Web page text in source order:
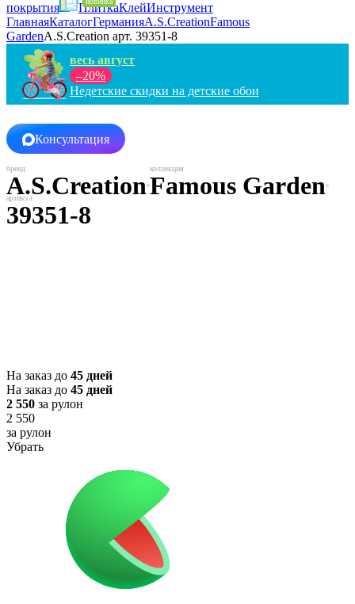
покрытия
ПлиткаКлейИнструмент
ГлавнаяКаталогГерманияA.S.CreationFamous
GardenA.S.Creation арт. 39351-8
весь август
–20%
Недетские скидки на детские обои
Консультация
A.S.CreationFamous Garden
39351-8
На заказ до 45 дней
На заказ до 45 дней
2 550 за рулон
2 550
за рулон
Убрать